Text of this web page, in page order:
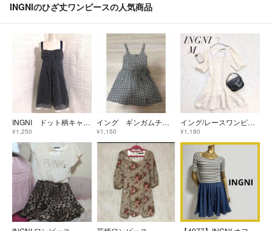
INGNIのひざ丈ワンピースの人気商品
INGNI ドット柄キャミワンピース M
¥1,250
イング ギンガムチェック 胸元ビックリボン ワンピ チュニック 夏
¥1,150
イング/レースワンピース/パフスリーブ/フレア/ひざ丈/白/リボン
¥1,180